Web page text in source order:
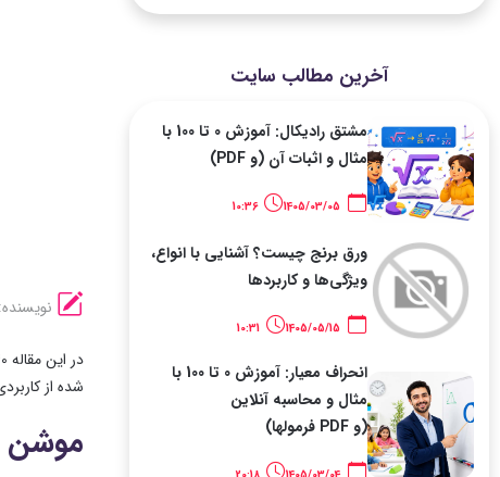
آخرین مطالب سایت
مشتق رادیکال: آموزش 0 تا 100 با
مثال و اثبات آن (و PDF)
10:36
ورق برنج چیست؟ آشنایی با انواع،
ویژگی‌ها و کاربردها
10:31
انحراف معیار: آموزش 0 تا 100 با
مثال و محاسبه آنلاین
(و PDF فرمولها)
شده از
موشن